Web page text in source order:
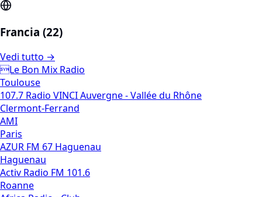
Francia (22)
Vedi tutto →
Le Bon Mix Radio
Toulouse
107.7 Radio VINCI Auvergne - Vallée du Rhône
Clermont-Ferrand
AMI
Paris
AZUR FM 67 Haguenau
Haguenau
Activ Radio FM 101.6
Roanne